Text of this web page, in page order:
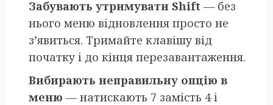
Забувають утримувати Shift — без
нього меню відновлення просто не
з’явиться. Тримайте клавішу від
початку і до кінця перезавантаження.
Вибирають неправильну опцію в
меню — натискають 7 замість 4 і